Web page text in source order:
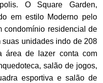
O Square Garden,
em estilo Moderno pelo
condomínio residencial de
unidades indo de 208
área de lazer conta com
salão de jogos,
esportiva e salão de